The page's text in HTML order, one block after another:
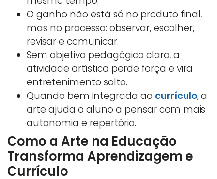
O ganho não está só no produto final,
mas no processo: observar, escolher,
revisar e comunicar.
Sem objetivo pedagógico claro, a
atividade artística perde força e vira
entretenimento solto.
Quando bem integrada ao currículo, a
arte ajuda o aluno a pensar com mais
autonomia e repertório.
Como a Arte na Educação
Transforma Aprendizagem e
Currículo